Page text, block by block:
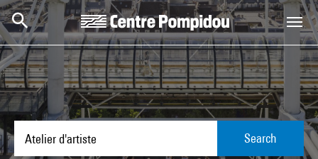
Skip to main content
Centre Pompidou
Search